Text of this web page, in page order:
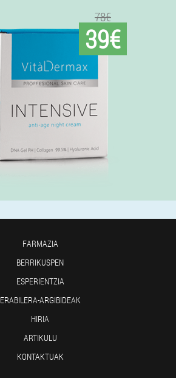
78€
39€
FARMAZIA
BERRIKUSPEN
ESPERIENTZIA
ERABILERA-ARGIBIDEAK
HIRIA
ARTIKULU
KONTAKTUAK